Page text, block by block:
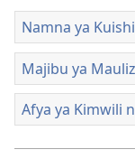
Namna ya
Majibu ya
Afya ya Kimwili